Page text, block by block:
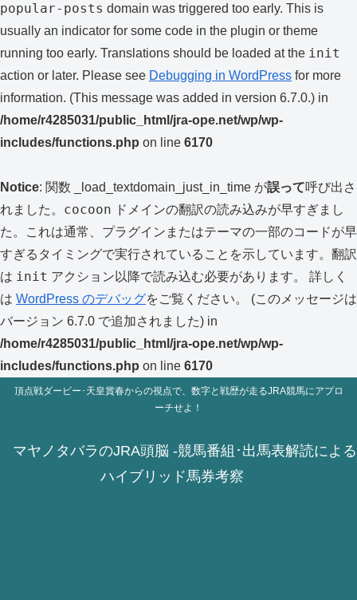
popular-posts domain was triggered too early. This is
usually an indicator for some code in the plugin or theme
running too early. Translations should be loaded at the init
action or later. Please see Debugging in WordPress for more
information. (This message was added in version 6.7.0.) in
/home/r4285031/public_html/jra-ope.net/wp/wp-
includes/functions.php on line 6170
Notice: 関数 _load_textdomain_just_in_time が誤って呼び出さ
れました。 cocoon ドメインの翻訳の読み込みが早すぎまし
た。これは通常、プラグインまたはテーマの一部のコードが早
すぎるタイミングで実行されていることを示しています。翻訳
は init アクション以降で読み込む必要があります。 詳しく
は WordPress のデバッグをご覧ください。 (このメッセージは
バージョン 6.7.0 で追加されました) in
/home/r4285031/public_html/jra-ope.net/wp/wp-
includes/functions.php on line 6170
頂点戦ダービー･天皇賞春からの視点で、数字と戦歴が走るJRA競馬にアプロ
ーチせよ！
マヤノタバラのJRA頭脳 -競馬番組･出馬表解読による
ハイブリッド馬券考察